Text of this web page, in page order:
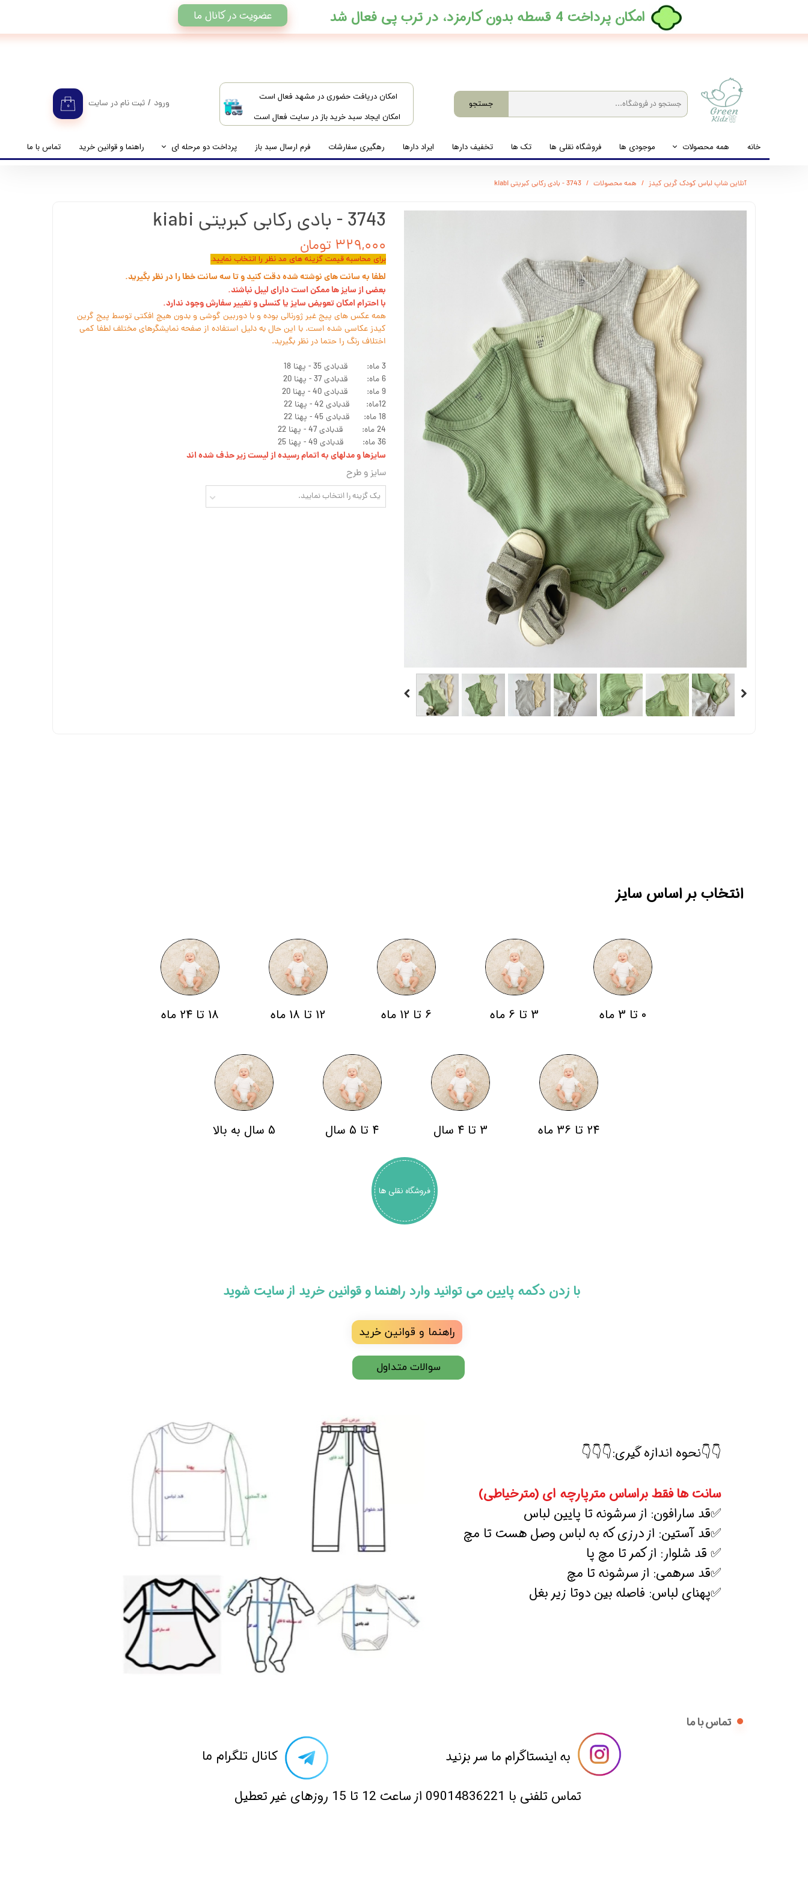
​امکان دریافت حضوری در مشهد فعال است
امکان ایجاد سبد خرید باز در سایت فعال است
جستجو ۰ ورود / ثبت نام در سایت
تغییر گذر واژه خانه همه محصولات
لباس نوزاد تا نوجوان
بر اساس جنسیت
بر اساس سن
موجودی ها فروشگاه نقلی ها تک ها تخفیف دارها ایراد دارها رهگیری سفارشات فرم ارسال سبد باز پرداخت دو مرحله ای راهنما و قوانین خرید تماس با ما
​امکان پرداخت 4 قسطه بدون کارمزد، در ترب پی فعال شد عضویت در کانال ما
آنلاین شاپ لباس کودک گرین کیدز همه محصولات 3743 - بادی رکابی کبریتی kiabi
3743 - بادی رکابی کبریتی kiabi
۳۲۹,۰۰۰ تومان
برای محاسبه قیمت گزینه های مد نظر را انتخاب نمایید.
لطفا به سانت های نوشته شده دقت کنید و تا سه سانت خطا را در نظر بگیرید.
بعضی از سایز ها ممکن است دارای لیبل نباشند.
با احترام امکان تعویض سایز یا کنسلی و تغییر سفارش وجود ندارد.
همه عکس های پیج غیر ژورنالی بوده و با دوربین گوشی و بدون هیچ افکتی توسط پیج گرین
کیدز عکاسی شده است. با این حال به دلیل استفاده از صفحه نمایشگرهای مختلف لطفا کمی
اختلاف رنگ را حتما در نظر بگیرید.
3 ماه: قدبادی 35 - پهنا 18
6 ماه: قدبادی 37 - پهنا 20
9 ماه: قدبادی 40 - پهنا 20
12ماه: قدبادی 42 - پهنا 22
18 ماه: قدبادی 45 - پهنا 22
24 ماه: قدبادی 47 - پهنا 22
36 ماه: قدبادی 49 - پهنا 25
سایزها و مدلهای به اتمام رسیده از لیست زیر حذف شده اند
سایز و طرح
یک گزینه را انتخاب نمایید.
0 تا 3 ماه 3 تا 6 ماه 6 تا 12 ماه 12 تا 18 ماه 18 تا 24 ماه
24 تا 36 ماه 3 تا 4 سال 4 تا 5 سال 5 سال به بالا
انتخاب بر اساس سایز
فروشگاه نقلی ها
​​با زدن دکمه پایین می توانید وارد راهنما و قوانین خرید از سایت شوید
راهنما و قوانین خرید
👇👇نحوه اندازه گیری:👇👇👇
سانت ها فقط براساس مترپارچه ای (مترخیاطی)
✅قد سارافون: از سرشونه تا پایین لباس
✅قد آستین: از درزی که به لباس وصل هست تا مچ
✅ قد شلوار: از کمر تا مچ پا
✅قد سرهمی: از سرشونه تا مچ
✅پهنای لباس: فاصله بین دوتا زیر بغل
سوالات متداول
تماس با ما
​​به اینستاگرام ما سر بزنید​​​​​​​
​تماس تلفنی با 09014836221 از ساعت 12 تا 15 روزهای غیر تعطیل
​کانال تلگرام ما